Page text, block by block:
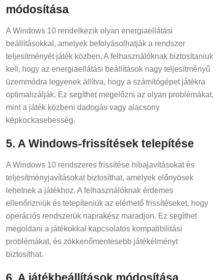
módosítása
A Windows 10 rendelkezik olyan energiaellátási
beállításokkal, amelyek befolyásolhatják a rendszer
teljesítményét játék közben. A felhasználóknak biztosítaniuk
kell, hogy az energiaellátási beállítások nagy teljesítményű
üzemmódra legyenek állítva, hogy a számítógépet játékra
optimalizálják. Ez segíthet megelőzni az olyan problémákat,
mint a játék közbeni dadogás vagy alacsony
képkockasebesség.
5. A Windows-frissítések telepítése
A Windows 10 rendszeres frissítése hibajavításokat és
teljesítményjavításokat biztosíthat, amelyek előnyösek
lehetnek a játékhoz. A felhasználóknak érdemes
ellenőrizniük és telepíteniük az elérhető frissítéseket, hogy
operációs rendszerük naprakész maradjon. Ez segíthet
megoldani a játékokkal kapcsolatos kompatibilitási
problémákat, és zökkenőmentesebb játékélményt
biztosíthat.
6. A játékbeállítások módosítása